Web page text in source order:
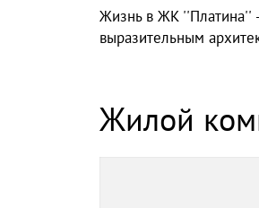
Жизнь в ЖК ''Платина''
выразительным
Жилой